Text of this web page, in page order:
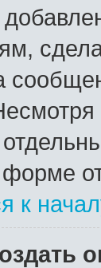
форме
к